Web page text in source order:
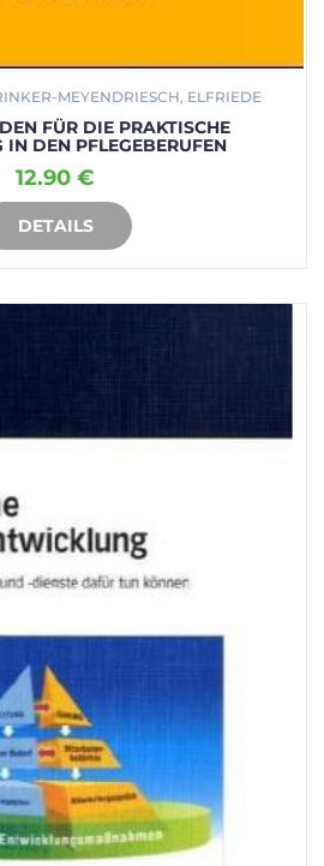
MEYENDRIESCH, ELFRIEDE
FÜR DIE PRAKTISCHE
DEN PFLEGEBERUFEN
12.90 €
DETAILS
WARENKORB